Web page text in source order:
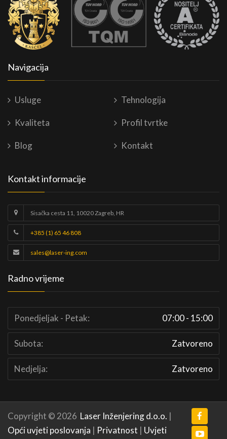
Navigacija
Usluge Tehnologija
Kvaliteta Profil tvrtke
Blog Kontakt
Kontakt informacije
Sisačka cesta 11, 10020 Zagreb, HR
+385 (1) 65 46 808
sales@laser-ing.com
Radno vrijeme
Ponedjeljak - Petak: 07:00 - 15:00
Subota: Zatvoreno
Nedjelja: Zatvoreno
Copyright © 2026 Laser Inženjering d.o.o. |
Opći uvjeti poslovanja | Privatnost | Uvjeti